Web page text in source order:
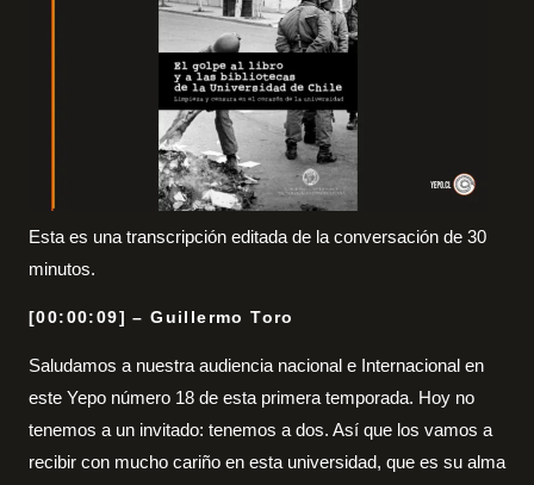
Esta es una transcripción editada de la conversación de 30
minutos.
[00:00:09] – Guillermo Toro
Saludamos a nuestra audiencia nacional e Internacional en
este Yepo número 18 de esta primera temporada. Hoy no
tenemos a un invitado: tenemos a dos. Así que los vamos a
recibir con mucho cariño en esta universidad, que es su alma